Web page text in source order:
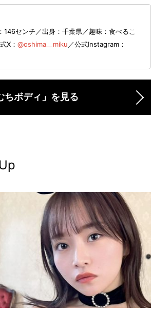
センチ／出身：千葉県／趣味：食べるこ
X： @oshima__miku／公式Instagram：
ちボディ」を見る
grazie